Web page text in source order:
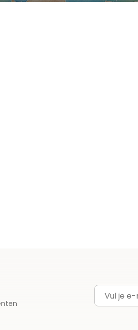
E-mailadres